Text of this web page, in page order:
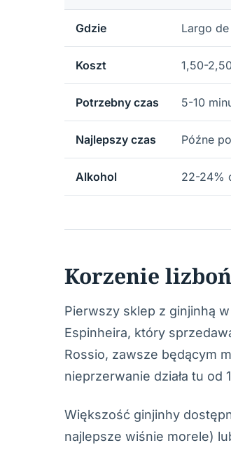
Gdzie Largo
Koszt 1,50-
Potrzebny czas 5-10
Najlepszy czas Późne
Alkohol 22-24%
Korzenie
Pierwszy sklep z ginjinhą
Espinheira, który
Rossio, zawsze będącym
nieprzerwanie działa tu od
Większość ginjinhy
najlepsze wiśnie morele)